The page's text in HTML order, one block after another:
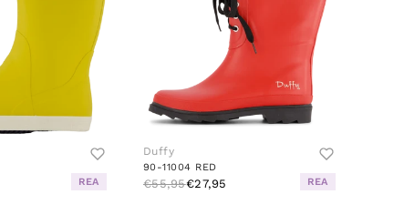
REA
Duffy
90-11004 RED
€55,95€27,95 REA